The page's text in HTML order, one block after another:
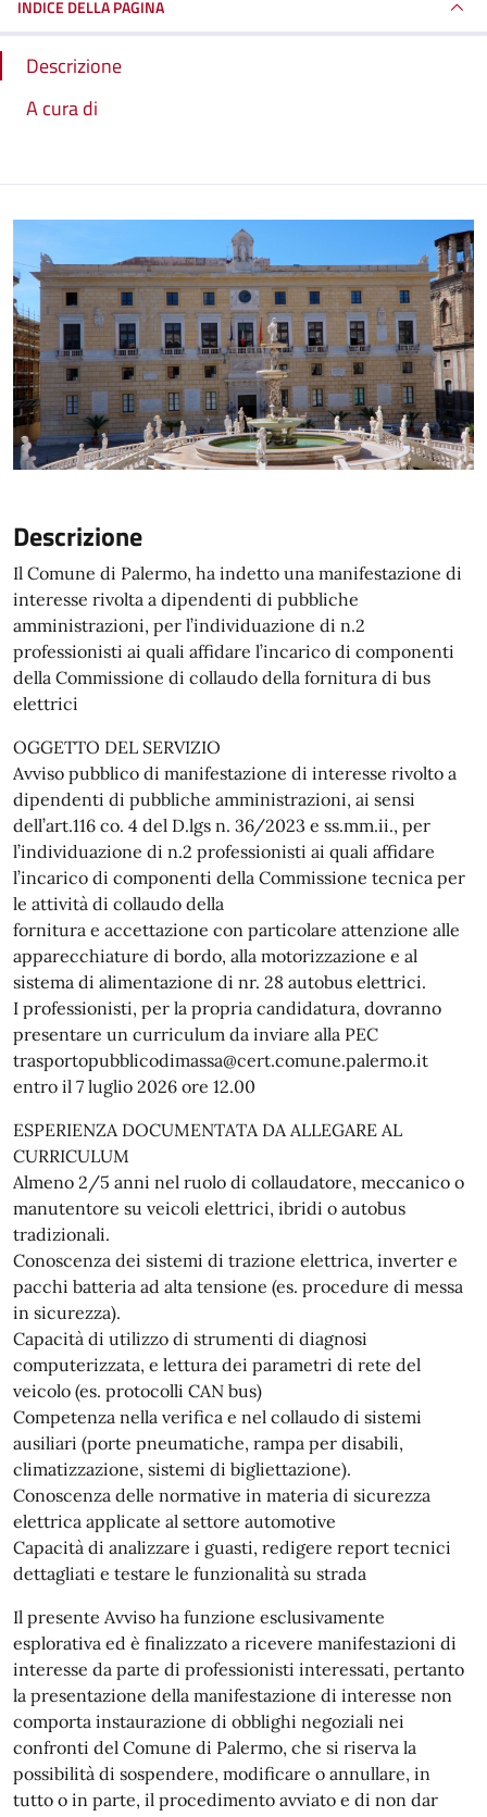
INDICE DELLA PAGINA
Descrizione
A cura di
Descrizione
Il Comune di Palermo, ha indetto una manifestazione di
interesse rivolta a dipendenti di pubbliche
amministrazioni, per l’individuazione di n.2
professionisti ai quali affidare l’incarico di componenti
della Commissione di collaudo della fornitura di bus
elettrici
OGGETTO DEL SERVIZIO
Avviso pubblico di manifestazione di interesse rivolto a
dipendenti di pubbliche amministrazioni, ai sensi
dell’art.116 co. 4 del D.lgs n. 36/2023 e ss.mm.ii., per
l’individuazione di n.2 professionisti ai quali affidare
l’incarico di componenti della Commissione tecnica per
le attività di collaudo della
fornitura e accettazione con particolare attenzione alle
apparecchiature di bordo, alla motorizzazione e al
sistema di alimentazione di nr. 28 autobus elettrici.
I professionisti, per la propria candidatura, dovranno
presentare un curriculum da inviare alla PEC
trasportopubblicodimassa@cert.comune.palermo.it
entro il 7 luglio 2026 ore 12.00
ESPERIENZA DOCUMENTATA DA ALLEGARE AL
CURRICULUM
Almeno 2/5 anni nel ruolo di collaudatore, meccanico o
manutentore su veicoli elettrici, ibridi o autobus
tradizionali.
Conoscenza dei sistemi di trazione elettrica, inverter e
pacchi batteria ad alta tensione (es. procedure di messa
in sicurezza).
Capacità di utilizzo di strumenti di diagnosi
computerizzata, e lettura dei parametri di rete del
veicolo (es. protocolli CAN bus)
Competenza nella verifica e nel collaudo di sistemi
ausiliari (porte pneumatiche, rampa per disabili,
climatizzazione, sistemi di bigliettazione).
Conoscenza delle normative in materia di sicurezza
elettrica applicate al settore automotive
Capacità di analizzare i guasti, redigere report tecnici
dettagliati e testare le funzionalità su strada
Il presente Avviso ha funzione esclusivamente
esplorativa ed è finalizzato a ricevere manifestazioni di
interesse da parte di professionisti interessati, pertanto
la presentazione della manifestazione di interesse non
comporta instaurazione di obblighi negoziali nei
confronti del Comune di Palermo, che si riserva la
possibilità di sospendere, modificare o annullare, in
tutto o in parte, il procedimento avviato e di non dar